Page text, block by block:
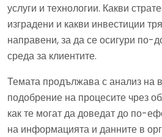
услуги и технологии. Какви
изградени и какви инвестиции
направени, за да се осигури по-
среда за клиентите.
Темата продължава с анализ на
подобрение на процесите чрез
как те могат да доведат до по-
на информацията и данните в